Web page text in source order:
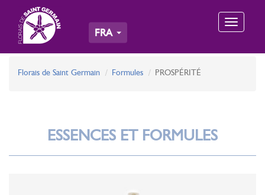
Toggle
FRA
Florais de Saint Germain Formules PROSPÉRITÉ
ESSENCES ET FORMULES